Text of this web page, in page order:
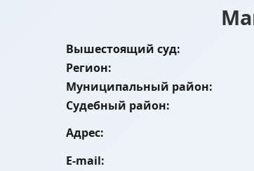
Вышестоящий суд:
Регион:
Муниципальный район:
Судебный район:
Адрес:
E-mail: